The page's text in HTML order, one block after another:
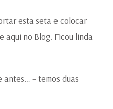
esta seta e colocar
aqui no Blog. Ficou linda
antes… – temos duas